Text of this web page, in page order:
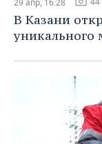
В Казани
уникального